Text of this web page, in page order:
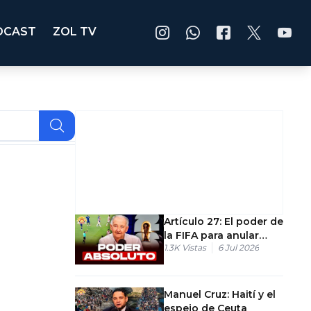
ZOL TV
Artículo 27: El poder de
la FIFA para anular
sanciones
1.3K Vistas 6 Jul 2026
Manuel Cruz: Haití y el
espejo de Ceuta